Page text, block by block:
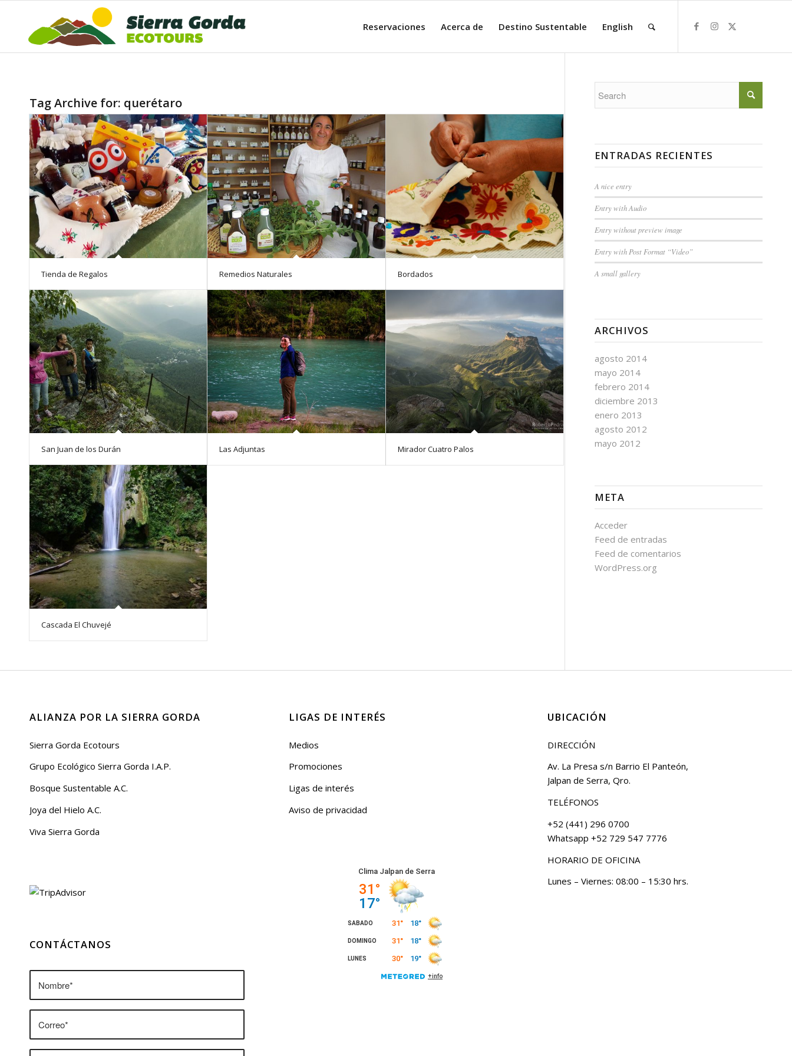
Reservaciones Acerca de Destino Sustentable English
Tag Archive for: querétaro
Tienda de Regalos Remedios Naturales Bordados
San Juan de los Durán Las Adjuntas Mirador Cuatro Palos
Cascada El Chuvejé
ENTRADAS RECIENTES
A nice entry
Entry with Audio
Entry without preview image
Entry with Post Format “Video”
A small gallery
ARCHIVOS
agosto 2014
mayo 2014
febrero 2014
diciembre 2013
enero 2013
agosto 2012
mayo 2012
META
Acceder
Feed de entradas
Feed de comentarios
WordPress.org
ALIANZA POR LA SIERRA GORDA
Sierra Gorda Ecotours
Grupo Ecológico Sierra Gorda I.A.P.
Bosque Sustentable A.C.
Joya del Hielo A.C.
Viva Sierra Gorda
CONTÁCTANOS
LIGAS DE INTERÉS
Medios
Promociones
Ligas de interés
Aviso de privacidad
UBICACIÓN
DIRECCIÓN
Av. La Presa s/n Barrio El Panteón,
Jalpan de Serra, Qro.
TELÉFONOS
+52 (441) 296 0700
Whatsapp +52 729 547 7776
HORARIO DE OFICINA
Lunes – Viernes: 08:00 – 15:30 hrs.